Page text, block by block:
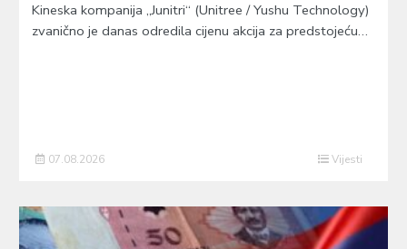
Kineska kompanija „Junitri“ (Unitree / Yushu Technology)
zvanično je danas odredila cijenu akcija za predstojeću…
07.08.2026 Vijesti